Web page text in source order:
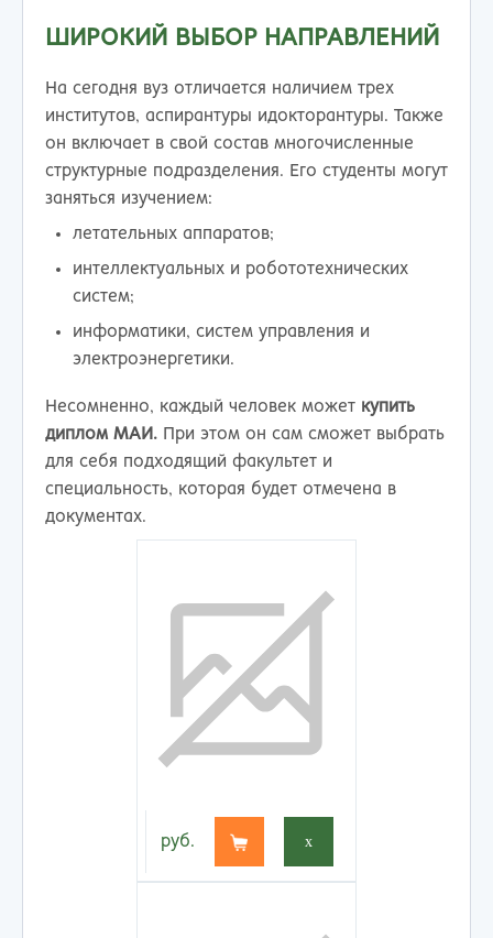
ШИРОКИЙ ВЫБОР НАПРАВЛЕНИЙ
На сегодня вуз отличается наличием трех
институтов, аспирантуры идокторантуры. Также
он включает в свой состав многочисленные
структурные подразделения. Его студенты могут
заняться изучением:
летательных аппаратов;
интеллектуальных и робототехнических
систем;
информатики, систем управления и
электроэнергетики.
Несомненно, каждый человек может купить
диплом МАИ. При этом он сам сможет выбрать
для себя подходящий факультет и
специальность, которая будет отмечена в
документах.
руб. x